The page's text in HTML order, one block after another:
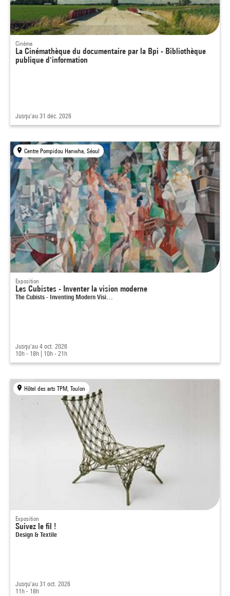
Cinéma
La Cinémathèque du documentaire par la Bpi - Bibliothèque
publique d'information
Jusqu'au 31 déc. 2026
Centre Pompidou Hanwha, Séoul
Exposition
Les Cubistes - Inventer la vision moderne
The Cubists - Inventing Modern Visi…
Jusqu'au 4 oct. 2026
10h - 18h
10h - 21h
Hôtel des arts TPM, Toulon
Exposition
Suivez le fil !
Design & Textile
Jusqu'au 31 oct. 2026
11h - 18h